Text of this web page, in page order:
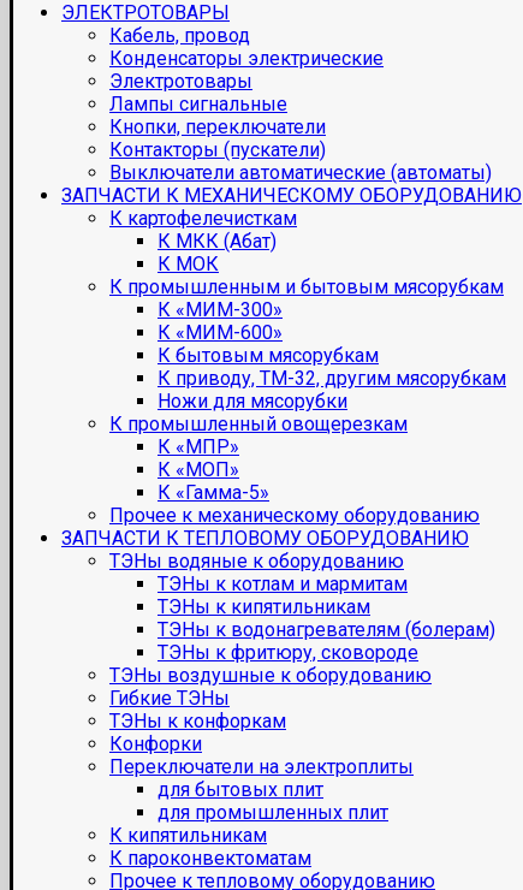
ЭЛЕКТРОТОВАРЫ
Кабель, провод
Конденсаторы электрические
Электротовары
Лампы сигнальные
Кнопки, переключатели
Контакторы (пускатели)
Выключатели автоматические (автоматы)
ЗАПЧАСТИ К МЕХАНИЧЕСКОМУ ОБОРУДОВАНИЮ
К картофелечисткам
К МКК (Абат)
К МОК
К промышленным и бытовым мясорубкам
К «МИМ-300»
К «МИМ-600»
К бытовым мясорубкам
К приводу, ТМ-32, другим мясорубкам
Ножи для мясорубки
К промышленный овощерезкам
К «МПР»
К «МОП»
К «Гамма-5»
Прочее к механическому оборудованию
ЗАПЧАСТИ К ТЕПЛОВОМУ ОБОРУДОВАНИЮ
ТЭНы водяные к оборудованию
ТЭНы к котлам и мармитам
ТЭНы к кипятильникам
ТЭНы к водонагревателям (болерам)
ТЭНы к фритюру, сковороде
ТЭНы воздушные к оборудованию
Гибкие ТЭНы
ТЭНы к конфоркам
Конфорки
Переключатели на электроплиты
для бытовых плит
для промышленных плит
К кипятильникам
К пароконвектоматам
Прочее к тепловому оборудованию